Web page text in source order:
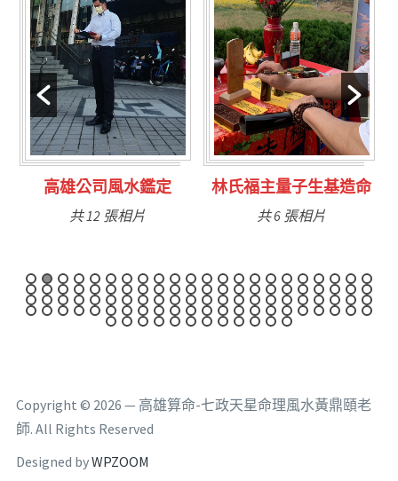
林氏福主量子生基造命
共 6 張相片
台南永康風水鑑定
共 9 張相片
Copyright © 2026 — 高雄算命-七政天星命理風水黃鼎頤老
師. All Rights Reserved
Designed byWPZOOM